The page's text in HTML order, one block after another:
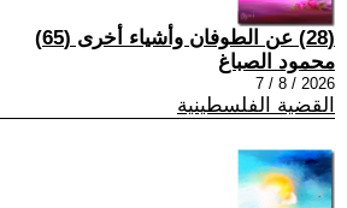
(28) عن الطوفان وأشياء أخرى (65)
محمود الصباغ
2026 / 8 / 7
القضية الفلسطينية